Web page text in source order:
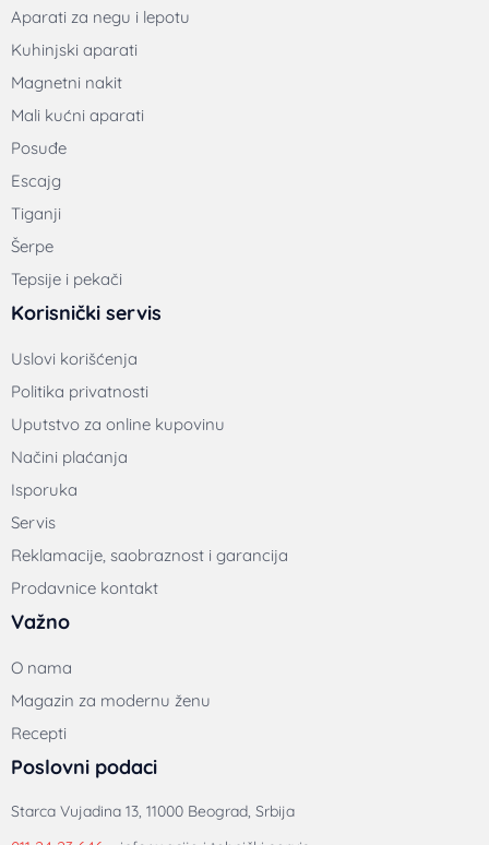
Aparati za negu i lepotu
Kuhinjski aparati
Magnetni nakit
Mali kućni aparati
Posuđe
Escajg
Tiganji
Šerpe
Tepsije i pekači
Korisnički servis
Uslovi korišćenja
Politika privatnosti
Uputstvo za online kupovinu
Načini plaćanja
Isporuka
Servis
Reklamacije, saobraznost i garancija
Prodavnice kontakt
Važno
O nama
Magazin za modernu ženu
Recepti
Poslovni podaci
Starca Vujadina 13, 11000 Beograd, Srbija